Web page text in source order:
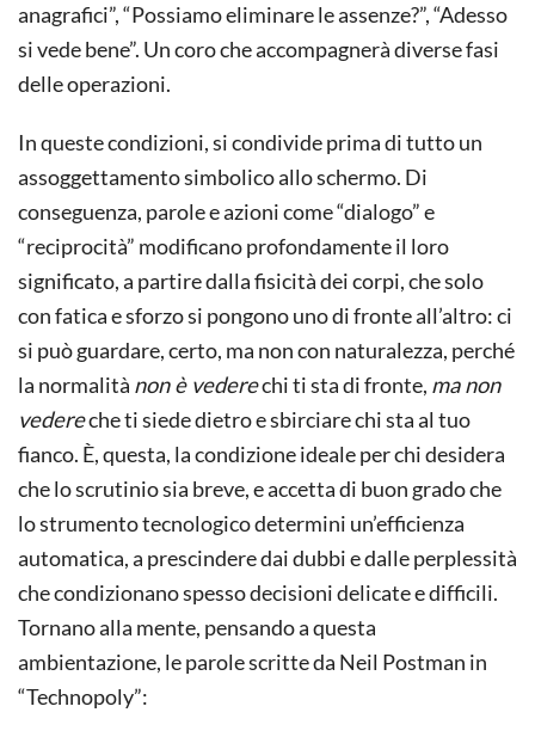
anagrafici”, “Possiamo eliminare le assenze?”, “Adesso
si vede bene”. Un coro che accompagnerà diverse fasi
delle operazioni.
In queste condizioni, si condivide prima di tutto un
assoggettamento simbolico allo schermo. Di
conseguenza, parole e azioni come “dialogo” e
“reciprocità” modificano profondamente il loro
significato, a partire dalla fisicità dei corpi, che solo
con fatica e sforzo si pongono uno di fronte all’altro: ci
si può guardare, certo, ma non con naturalezza, perché
la normalità non è vederechi ti sta di fronte, ma non
vedereche ti siede dietro e sbirciare chi sta al tuo
fianco. È, questa, la condizione ideale per chi desidera
che lo scrutinio sia breve, e accetta di buon grado che
lo strumento tecnologico determini un’efficienza
automatica, a prescindere dai dubbi e dalle perplessità
che condizionano spesso decisioni delicate e difficili.
Tornano alla mente, pensando a questa
ambientazione, le parole scritte da Neil Postman in
“Technopoly”: